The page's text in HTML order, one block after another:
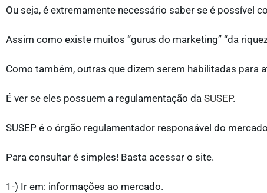
Ou seja, é extremamente necessário saber se é possível
Assim como existe muitos “gurus do marketing” “da
Como também, outras que dizem serem habilitadas para
É ver se eles possuem a regulamentação da SUSEP.
SUSEP é o órgão regulamentador responsável do
Para consultar é simples! Basta acessar o site.
1-) Ir em: informações ao mercado.